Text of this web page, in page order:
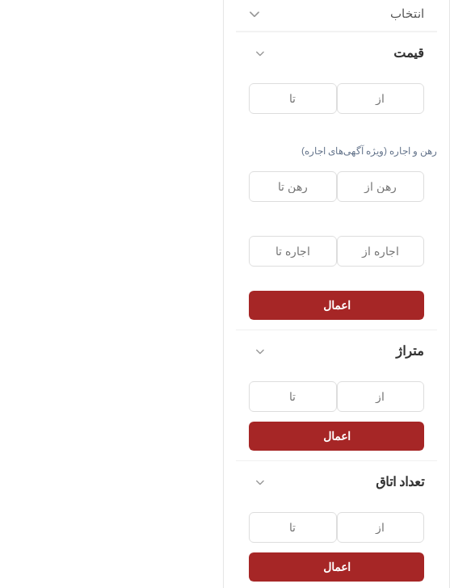
انتخاب
قیمت
رهن و اجاره (ویژه آگهی‌های اجاره)
اعمال
متراژ
اعمال
تعداد اتاق
اعمال